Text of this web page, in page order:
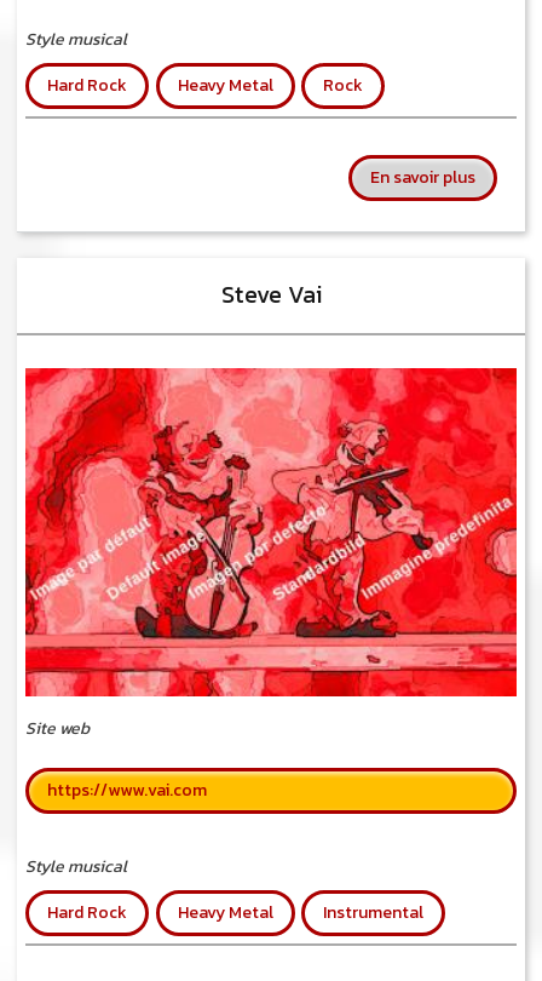
Style musical
Hard Rock
Heavy Metal Rock
En savoir plussur Trust
Steve Vai
Site web
https://www.vai.com
Style musical
Hard Rock
Heavy Metal Instrumental